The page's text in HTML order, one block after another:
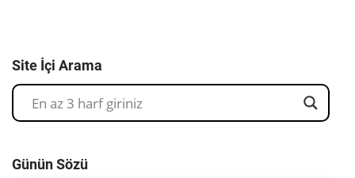
Site İçi Arama
Günün Sözü